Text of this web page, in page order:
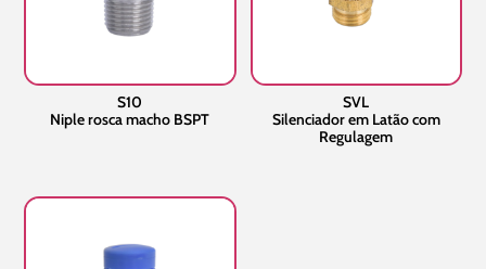
S10
Niple rosca macho BSPT
SVL
Silenciador em Latão com
Regulagem